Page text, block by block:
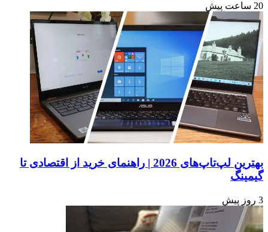
20 ساعت پیش
بهترین لپ‌تاپ‌های 2026 | راهنمای خرید از اقتصادی تا
گیمینگ
3 روز پیش